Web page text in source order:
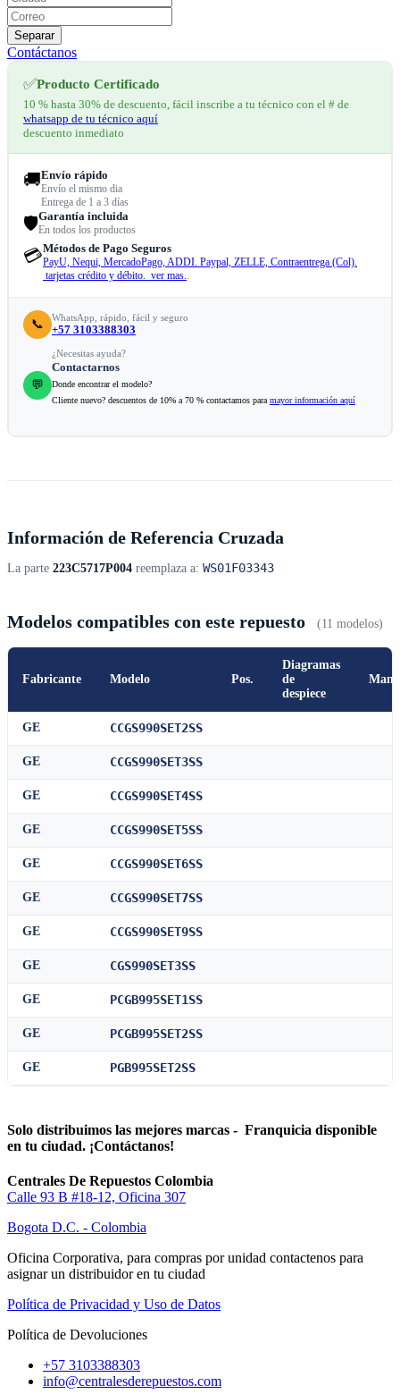
Separar
Contáctanos
✅Producto Certificado
10 % hasta 30% de descuento, fácil inscribe a tu técnico con el # de
whatsapp de tu técnico aquí
descuento inmediato
🚚Envío rápido
Envío el mismo dia
Entrega de 1 a 3 días
🛡️Garantía incluida
En todos los productos
💳Métodos de Pago Seguros
PayU, Nequi, MercadoPago, ADDI. Paypal, ZELLE, Contraentrega (Col).
tarjetas crédito y débito. ver mas..
📞 WhatsApp, rápido, fácil y seguro
+57 3103388303
💬
¿Necesitas ayuda?
Contactarnos
Donde encontrar el modelo?
Cliente nuevo? descuentos de 10% a 70 % contactamos para mayor información aquí
Información de Referencia Cruzada
La parte 223C5717P004 reemplaza a: WS01F03343
Modelos compatibles con este repuesto (11 modelos)
Fabricante Modelo Pos.
Diagramas
de
despiece
GE CCGS990SET2SS
GE CCGS990SET3SS
GE CCGS990SET4SS
GE CCGS990SET5SS
GE CCGS990SET6SS
GE CCGS990SET7SS
GE CCGS990SET9SS
GE CGS990SET3SS
GE PCGB995SET1SS
GE PCGB995SET2SS
GE PGB995SET2SS
Solo distribuimos las mejores marcas - Franquicia disponible
en tu ciudad. ¡Contáctanos!
Centrales De Repuestos Colombia
Calle 93 B #18-12, Oficina 307
Bogota D.C. - Colombia
Oficina Corporativa, para compras por unidad contactenos para
asignar un distribuidor en tu ciudad
Política de Privacidad y Uso de Datos
Política de Devoluciones
+57 3103388303
info@centralesderepuestos.com